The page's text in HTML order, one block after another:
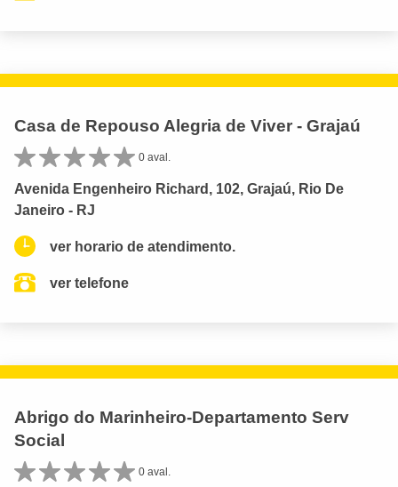
Casa de Repouso Alegria de Viver - Grajaú
0 aval.
Avenida Engenheiro Richard, 102, Grajaú, Rio De
Janeiro - RJ
ver horario de atendimento.
ver telefone
Abrigo do Marinheiro-Departamento Serv
Social
0 aval.